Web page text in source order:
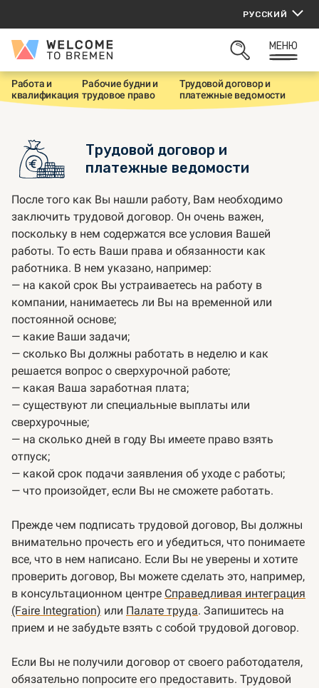
содержанию
РУССКИЙ
Welcome
Bremen
ОТКРЫТЬ
МЕНЮ
Г
л
Работа и
квалификация
Рабочие будни и
трудовое право
Трудовой договор и
платежные ведомости
Трудовой договор и
платежные ведомости
После того как Вы нашли работу, Вам необходимо
заключить трудовой договор. Он очень важен,
поскольку в нем содержатся все условия Вашей
работы. То есть Ваши права и обязанности как
работника. В нем указано, например:
— на какой срок Вы устраиваетесь на работу в
компании, нанимаетесь ли Вы на временной или
постоянной основе;
— какие Ваши задачи;
— сколько Вы должны работать в неделю и как
решается вопрос о сверхурочной работе;
— какая Ваша заработная плата;
— существуют ли специальные выплаты или
сверхурочные;
— на сколько дней в году Вы имеете право взять
отпуск;
— какой срок подачи заявления об уходе с работы;
— что произойдет, если Вы не сможете работать.
Прежде чем подписать трудовой договор, Вы должны
внимательно прочесть его и убедиться, что понимаете
все, что в нем написано. Если Вы не уверены и хотите
проверить договор, Вы можете сделать это, например,
в консультационном центре Справедливая интеграция
(Faire Integration) или Палате труда. Запишитесь на
прием и не забудьте взять с собой трудовой договор.
Если Вы не получили договор от своего работодателя,
обязательно попросите его предоставить. Трудовой